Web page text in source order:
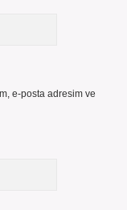
e-posta adresim ve